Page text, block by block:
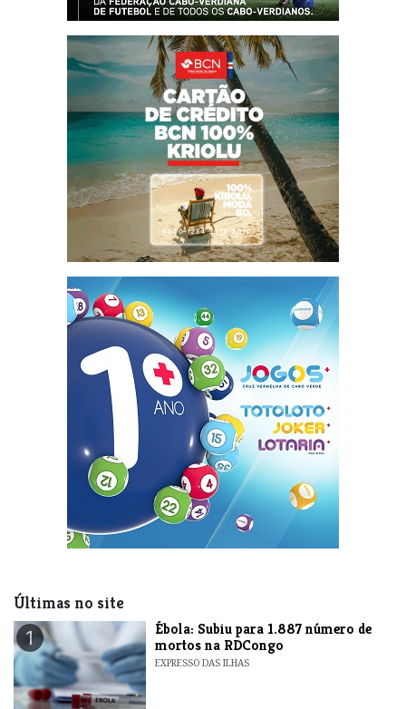
Últimas no site
1
​Ébola: Subiu para 1.887 número de
mortos na RDCongo
EXPRESSO DAS ILHAS